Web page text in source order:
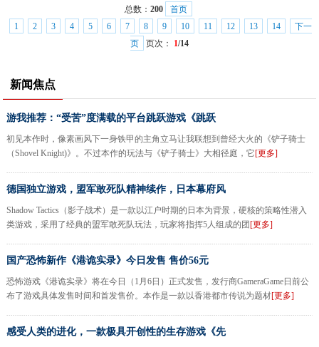
总数： 200
首页
1
2 3 4 5 6 7 8 9 10 11 12 13 14
下一
页
页次： 1/14
新闻焦点
游我推荐：“受苦”度满载的平台跳跃游戏《跳跃
初见本作时，像素画风下一身铁甲的主角立马让我联想到曾经大火的《铲子骑士
（Shovel Knight)》。不过本作的玩法与《铲子骑士》大相径庭，它[更多]
德国独立游戏，盟军敢死队精神续作，日本幕府风
Shadow Tactics（影子战术）是一款以江户时期的日本为背景，硬核的策略性潜入
类游戏，采用了经典的盟军敢死队玩法，玩家将指挥5人组成的团 [更多]
国产恐怖新作《港诡实录》今日发售 售价56元
恐怖游戏《港诡实录》将在今日（1月6日）正式发售，发行商GameraGame日前公
布了游戏具体发售时间和首发售价。本作是一款以香港都市传说为题材[更多]
感受人类的进化，一款极具开创性的生存游戏《先